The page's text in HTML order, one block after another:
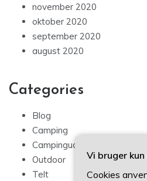
november 2020
oktober 2020
september 2020
august 2020
Categories
Blog
Camping
Campingudstyr
Outdoor
Telt
Vi bruger
Cookies